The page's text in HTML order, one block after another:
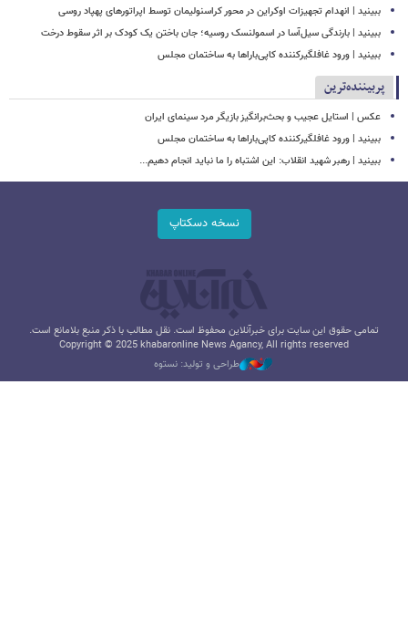
ببینید | انهدام تجهیزات اوکراین در محور کراسنولیمان توسط اپراتورهای پهپاد روسی
ببینید | بارندگی سیل‌آسا در اسمولنسک روسیه؛ جان باختن یک کودک بر اثر سقوط درخت
ببینید | ورود غافلگیرکننده کاپی‌باراها به ساختمان مجلس
پربیننده‌ترین
عکس | استایل عجیب و بحث‌برانگیز بازیگر مرد سینمای ایران
ببینید | ورود غافلگیرکننده کاپی‌باراها به ساختمان مجلس
ببینید | رهبر شهید انقلاب: این اشتباه را ما نباید انجام دهیم...
نسخه دسکتاپ
تمامی حقوق این سایت برای خبرآنلاین محفوظ است. نقل مطالب با ذکر منبع بلامانع است.
Copyright © 2025 khabaronline News Agancy, All rights reserved
طراحی و تولید: نستوه